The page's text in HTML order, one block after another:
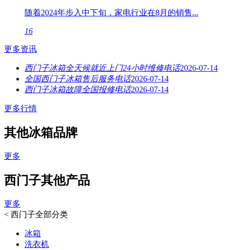
随着2024年步入中下旬，家电行业在8月的销售...
16
更多资讯
西门子冰箱全天候就近上门24小时维修电话2026-07-14
全国西门子冰箱售后服务电话2026-07-14
西门子冰箱故障全国报修电话2026-07-14
更多行情
其他冰箱品牌
更多
西门子其他产品
更多
< 西门子全部分类
冰箱
洗衣机